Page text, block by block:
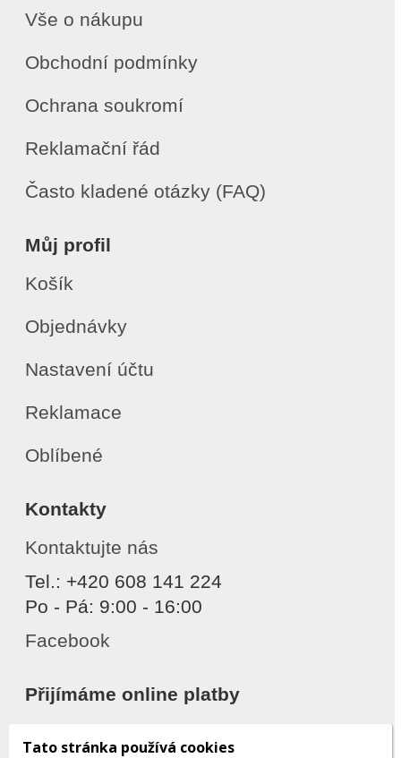
Vše o nákupu
Obchodní podmínky
Ochrana soukromí
Reklamační řád
Často kladené otázky (FAQ)
Můj profil
Košík
Objednávky
Nastavení účtu
Reklamace
Oblíbené
Kontakty
Kontaktujte nás
Tel.: +420 608 141 224
Po - Pá: 9:00 - 16:00
Facebook
Přijímáme online platby
Tato stránka používá cookies